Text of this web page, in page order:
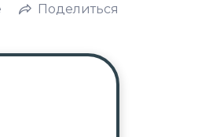
Поделиться